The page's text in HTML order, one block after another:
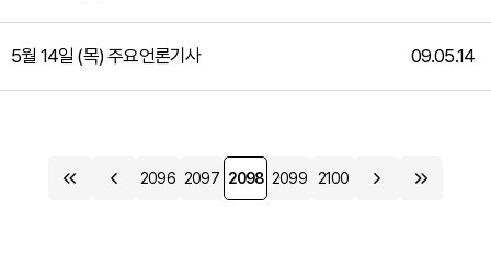
5월 14일 (목) 주요언론기사 09.05.14
2096 2097 2098 2099 2100